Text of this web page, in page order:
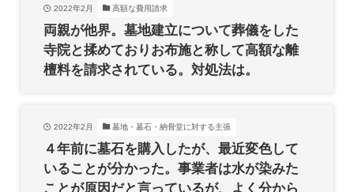
2022年2月 高額な費用請求
両親が他界。墓地建立について葬儀をした
寺院と揉めておりお布施と称して高額な離
檀料を請求されている。対処法は。
2022年2月 墓地・墓石・納骨堂に対する主張
４年前に墓石を購入したが、最近変色して
いることが分かった。事業者は水が染みた
ことが原因だと言っているが、よく分から